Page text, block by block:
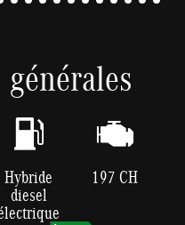
Hybride
diesel
197 CH